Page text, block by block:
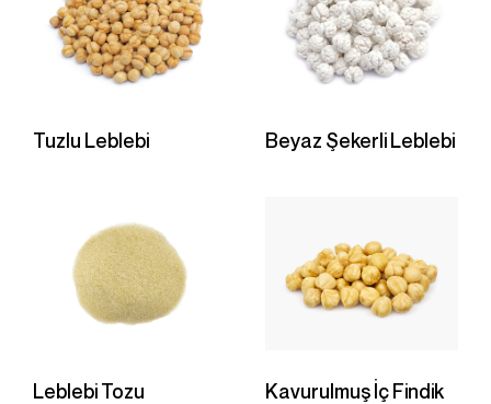
Tuzlu Leblebi Beyaz Şekerli Leblebi
Leblebi Tozu Kavurulmuş İç Findik